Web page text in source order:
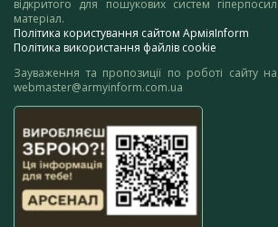
відкритого для пошукових систем
матеріал.
Політика користування сайтом АрміяInform
Політика використання файлів cookie
Зауваження та пропозиції по роботі сайту
webmaster@armyinform.com.ua